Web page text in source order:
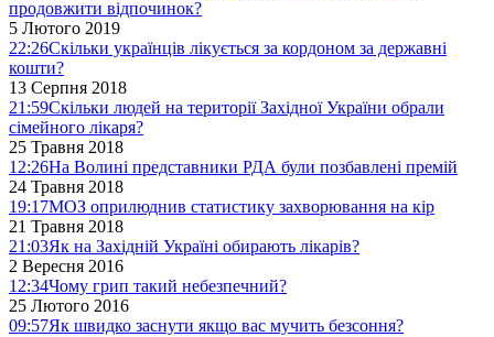
продовжити відпочинок?
5 Лютого 2019
22:26Скільки українців лікується за кордоном за державні
кошти?
13 Серпня 2018
21:59Скільки людей на території Західної України обрали
сімейного лікаря?
25 Травня 2018
12:26На Волині представники РДА були позбавлені премій
24 Травня 2018
19:17МОЗ оприлюднив статистику захворювання на кір
21 Травня 2018
21:03Як на Західній Україні обирають лікарів?
2 Вересня 2016
12:34Чому грип такий небезпечний?
25 Лютого 2016
09:57Як швидко заснути якщо вас мучить безсоння?